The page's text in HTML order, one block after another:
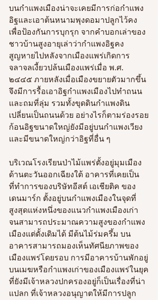
บนกำแพงเมืองน่าจะเคยมีการก่อกำแพง
อิฐและเอาต้นหนามพุงดอมาปลูกไว้คง
เพื่อป้องกันการบุกรุก จากคำบอกเล่าของ
ชาวบ้านสูงอายุเล่าว่ากำแพงอิฐคง
สูญหายไปหลังจากเมืองแพร่เกิดการ
จลาจลเงี้ยวปล้นเมืองแพร่เมื่อ พ.ศ.
๒๔๔๕ ภายหลังเมื่อเมืองขยายตัวมากขึ้น
จึงมีการรื้อเอาอิฐกำแพงเมืองไปทำถนน
และถมที่ลุ่ม รวมทั้งขุดดินกำแพงดิน
เปลี่ยนเป็นถนนด้วย อย่างไรก็ตามร่องรอย
ก้อนอิฐขนาดใหญ่ยังมีอยู่บนกำแพงเวียง
และมีขนาดใหญ่กว่าอิฐที่อื่น ๆ
บริเวณโรงเรียนป่าไม้แพร่ตั้งอยู่มุมเมือง
ด้านตะวันออกเฉียงใต้ อาคารที่เคยเป็น
ที่ทำการของบริษัทอีสต์ เอเชียติค ของ
เดนมาร์ก ตั้งอยู่บนกำแพงเมืองในจุดที่
สูงสุดแห่งหนึ่งของแนวกำแพงเมืองเก่า
จนสามารถประมาณความสูงของกำแพง
เมืองแต่ดั้งเดิมได้ มีต้นไม้ร่มครึ้ม บน
อาคารสามารถมองเห็นทัศนียภาพของ
เมืองแพร่โดยรอบ การมีอาคารบ้านพักอยู่
บนเมฆหรือกำแพงเก่าของเมืองแพร่ในยุค
ที่ยังมีเจ้าหลวงปกครองอยู่ก็เป็นเรื่องที่น่า
แปลก ที่เจ้าหลวงอนุญาตให้มีการปลูก